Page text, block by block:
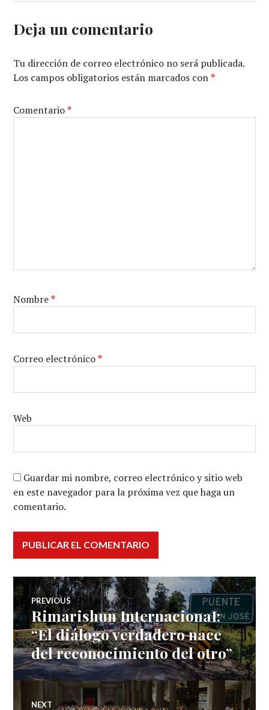
Deja un comentario
Tu dirección de correo electrónico no será publicada.
Los campos obligatorios están marcados con*
Comentario*
Nombre*
Correo electrónico*
Web
Guardar mi nombre, correo electrónico y sitio web
en este navegador para la próxima vez que haga un
comentario.
Navegación
de
entradas
PREVIOUS
Previous
post:
Rimarishun InternacionaI:
“El diálogo verdadero nace
del reconocimiento del otro”
NEXT